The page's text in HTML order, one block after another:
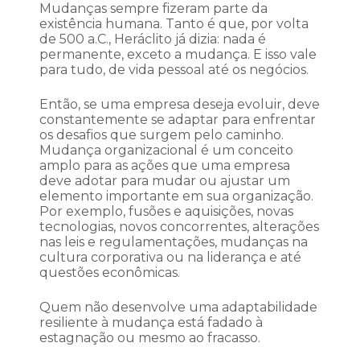
Mudanças sempre fizeram parte da
existência humana. Tanto é que, por volta
de 500 a.C., Heráclito já dizia: nada é
permanente, exceto a mudança. E isso vale
para tudo, de vida pessoal até os negócios.
Então, se uma empresa deseja evoluir, deve
constantemente se adaptar para enfrentar
os desafios que surgem pelo caminho.
Mudança organizacional é um conceito
amplo para as ações que uma empresa
deve adotar para mudar ou ajustar um
elemento importante em sua organização.
Por exemplo, fusões e aquisições, novas
tecnologias, novos concorrentes, alterações
nas leis e regulamentações, mudanças na
cultura corporativa ou na liderança e até
questões econômicas.
Quem não desenvolve uma adaptabilidade
resiliente à mudança está fadado à
estagnação ou mesmo ao fracasso.